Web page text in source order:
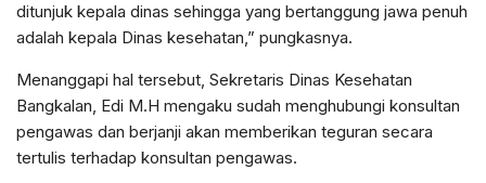
ditunjuk kepala dinas sehingga yang bertanggung jawa penuh
adalah kepala Dinas kesehatan,” pungkasnya.
Menanggapi hal tersebut, Sekretaris Dinas Kesehatan
Bangkalan, Edi M.H mengaku sudah menghubungi konsultan
pengawas dan berjanji akan memberikan teguran secara
tertulis terhadap konsultan pengawas.